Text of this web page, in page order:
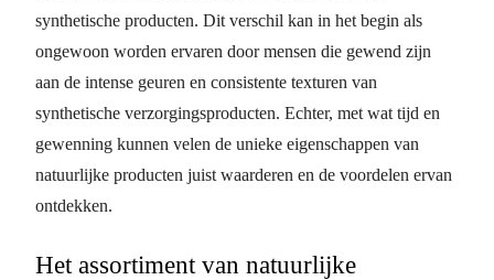
synthetische producten. Dit verschil kan in het begin als
ongewoon worden ervaren door mensen die gewend zijn
aan de intense geuren en consistente texturen van
synthetische verzorgingsproducten. Echter, met wat tijd en
gewenning kunnen velen de unieke eigenschappen van
natuurlijke producten juist waarderen en de voordelen ervan
ontdekken.
Het assortiment van natuurlijke